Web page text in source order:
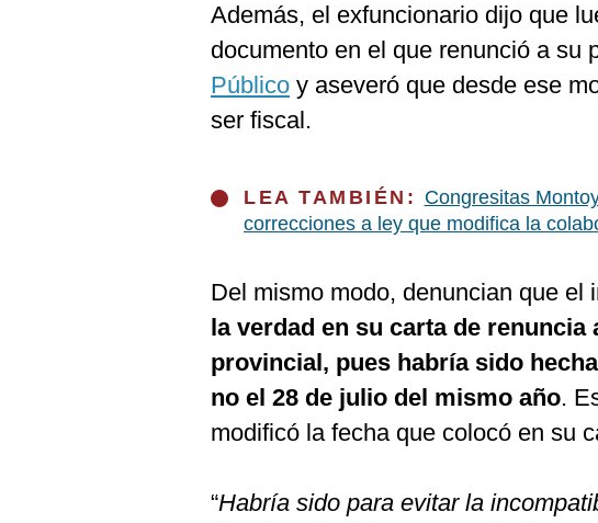
Además, el exfuncionario dijo que
documento en el que renunció a su
Público y aseveró que desde ese
ser fiscal.
LEA TAMBIÉN: Congresitas
correcciones a ley que modifica la
Del mismo modo, denuncian que el
la verdad en su carta de renuncia
provincial, pues habría sido
no el 28 de julio del mismo año.
modificó la fecha que colocó en su
“Habría sido para evitar la